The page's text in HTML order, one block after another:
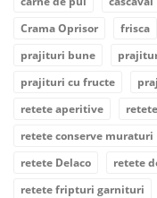
Crama Oprisor
frisca
prajituri bune
prajituri cu fructe
retete aperitive
retete conserve muraturi
retete Delaco
retete
retete fripturi garnituri